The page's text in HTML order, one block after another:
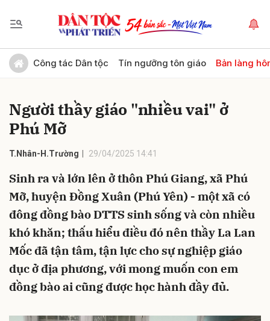
Công tác Dân tộc Tín ngưỡng tôn giáo Bản làng
Người thầy giáo "nhiều vai" ở
Phú Mỡ
T.Nhân-H.Trường 29/04/2025 14:41
Sinh ra và lớn lên ở thôn Phú Giang, xã Phú
Mỡ, huyện Đồng Xuân (Phú Yên) - một xã có
đông đồng bào DTTS sinh sống và còn nhiều
khó khăn; thấu hiểu điều đó nên thầy La Lan
Mốc đã tận tâm, tận lực cho sự nghiệp giáo
dục ở địa phương, với mong muốn con em
đồng bào ai cũng được học hành đầy đủ.
Gửi bình luận
Hủy Gửi